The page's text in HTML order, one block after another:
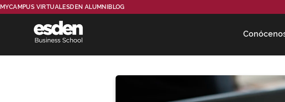
MYCAMPUS VIRTUALESDEN ALUMNI BLOG